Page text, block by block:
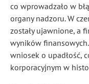
co wprowadzało w
organy nadzoru. W
zostały ujawnione, a
wyników finansowych.
wniosek o upadłość,
korporacyjnym w